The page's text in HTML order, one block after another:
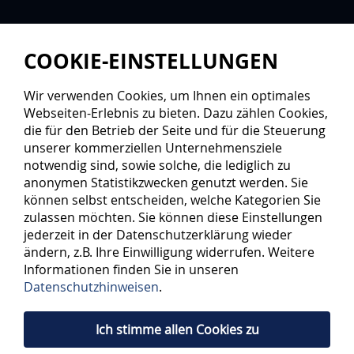
COOKIE-EINSTELLUNGEN
Wir verwenden Cookies, um Ihnen ein optimales
Webseiten-Erlebnis zu bieten. Dazu zählen Cookies,
die für den Betrieb der Seite und für die Steuerung
unserer kommerziellen Unternehmensziele
notwendig sind, sowie solche, die lediglich zu
anonymen Statistikzwecken genutzt werden. Sie
können selbst entscheiden, welche Kategorien Sie
zulassen möchten. Sie können diese Einstellungen
jederzeit in der Datenschutzerklärung wieder
ändern, z.B. Ihre Einwilligung widerrufen. Weitere
Informationen finden Sie in unseren
Datenschutzhinweisen.
Ich stimme allen Cookies zu